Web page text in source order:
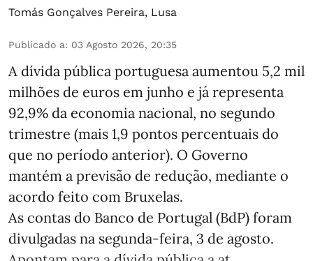
Tomás Gonçalves Pereira, Lusa
Publicado a: 03 Agosto 2026, 20:35
A dívida pública portuguesa aumentou 5,2 mil
milhões de euros em junho e já representa
92,9% da economia nacional, no segundo
trimestre (mais 1,9 pontos percentuais do
que no período anterior). O Governo
mantém a previsão de redução, mediante o
acordo feito com Bruxelas.
As contas do Banco de Portugal (BdP) foram
divulgadas na segunda-feira, 3 de agosto.